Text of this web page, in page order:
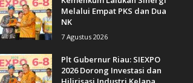
Melalui Empat PKS dan Dua
NK
7 Agustus 2026
Plt Gubernur Riau: SIEXPO
2026 Dorong Investasi dan